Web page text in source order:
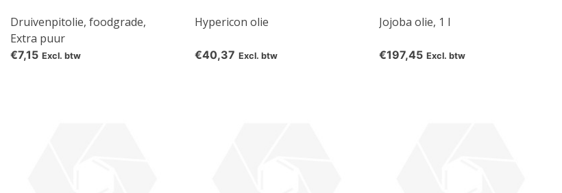
Druivenpitolie, foodgrade,
Extra puur
€7,15 Excl. btw
Hypericon olie
€40,37 Excl. btw
Jojoba olie, 1 l
€197,45 Excl. btw